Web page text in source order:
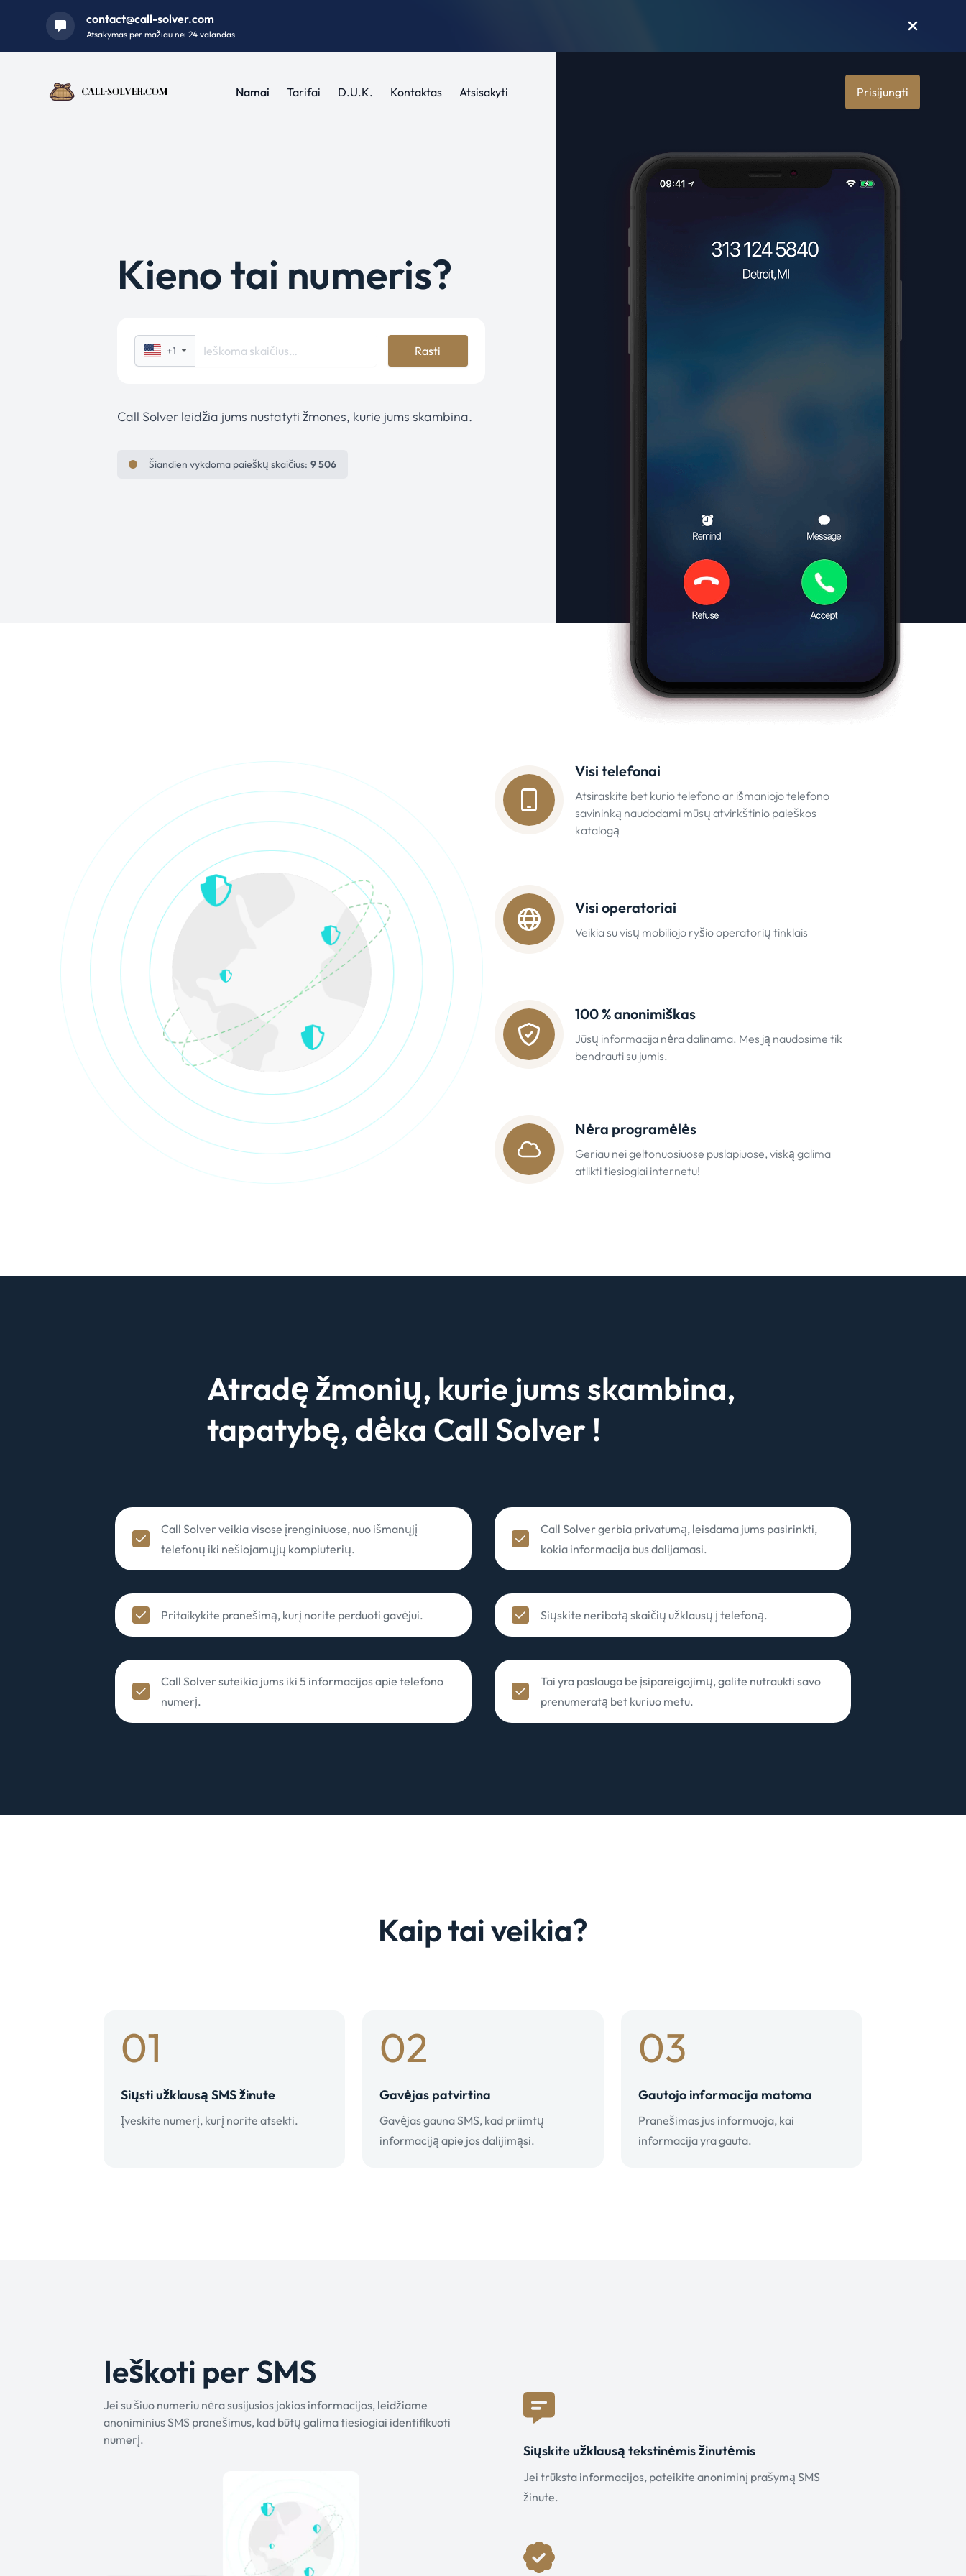
contact@call-solver.com
Atsakymas per mažiau nei 24 valandas
Namai Tarifai D.U.K. Kontaktas Atsisakyti Prisijungti
Kieno tai numeris?
+1 Rasti
Call Solver leidžia jums nustatyti žmones, kurie jums skambina.
Šiandien vykdoma paieškų skaičius: 9 506
Visi telefonai
Atsiraskite bet kurio telefono ar išmaniojo telefono
savininką naudodami mūsų atvirkštinio paieškos
katalogą
Visi operatoriai
Veikia su visų mobiliojo ryšio operatorių tinklais
100 % anonimiškas
Jūsų informacija nėra dalinama. Mes ją naudosime tik
bendrauti su jumis.
Nėra programėlės
Geriau nei geltonuosiuose puslapiuose, viską galima
atlikti tiesiogiai internetu!
Atradę žmonių, kurie jums skambina,
tapatybę, dėka Call Solver !
Call Solver veikia visose įrenginiuose, nuo išmanųjį
telefonų iki nešiojamųjų kompiuterių.
Call Solver gerbia privatumą, leisdama jums pasirinkti,
kokia informacija bus dalijamasi.
Pritaikykite pranešimą, kurį norite perduoti gavėjui. Siųskite neribotą skaičių užklausų į telefoną.
Call Solver suteikia jums iki 5 informacijos apie telefono
numerį.
Tai yra paslauga be įsipareigojimų, galite nutraukti savo
prenumeratą bet kuriuo metu.
Kaip tai veikia?
01
Siųsti užklausą SMS žinute
Įveskite numerį, kurį norite atsekti.
02
Gavėjas patvirtina
Gavėjas gauna SMS, kad priimtų
informaciją apie jos dalijimąsi.
03
Gautojo informacija matoma
Pranešimas jus informuoja, kai
informacija yra gauta.
Ieškoti per SMS
Jei su šiuo numeriu nėra susijusios jokios informacijos, leidžiame
anoniminius SMS pranešimus, kad būtų galima tiesiogiai identifikuoti
numerį.
Siųskite užklausą tekstinėmis žinutėmis
Jei trūksta informacijos, pateikite anoniminį prašymą SMS
žinute.